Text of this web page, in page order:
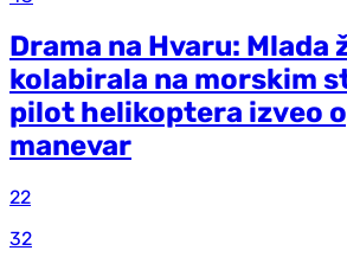
Drama na Hvaru: Mlada
kolabirala na morskim
pilot helikoptera izveo
manevar
22
32